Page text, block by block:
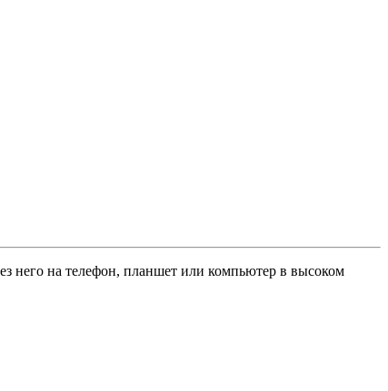
него на телефон, планшет или компьютер в высоком